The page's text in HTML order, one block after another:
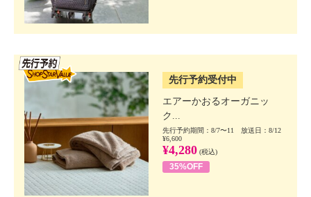
先行予約受付中
エアーかおるオーガニッ
ク...
先行予約期間：8/7〜11 放送日：8/12
¥6,600
¥4,280 (税込)
35%OFF